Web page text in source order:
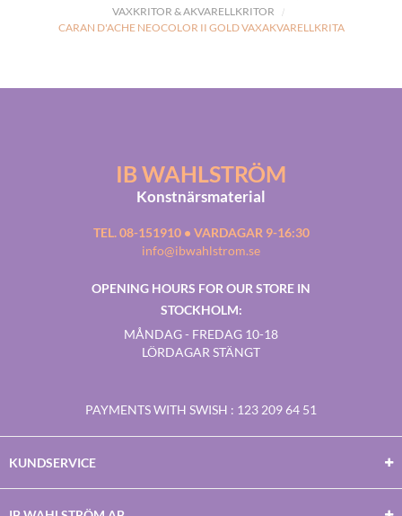
VAXKRITOR & AKVARELLKRITOR
CARAN D'ACHE NEOCOLOR II GOLD VAXAKVARELLKRITA
IB WAHLSTRÖM
Konstnärsmaterial
TEL. 08-151910 • VARDAGAR 9-16:30
info@ibwahlstrom.se
OPENING HOURS FOR OUR STORE IN
STOCKHOLM:
MÅNDAG - FREDAG 10-18
LÖRDAGAR STÄNGT
PAYMENTS WITH SWISH : 123 209 64 51
KUNDSERVICE